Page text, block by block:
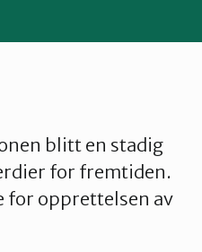
blitt en stadig
for fremtiden.
for opprettelsen av